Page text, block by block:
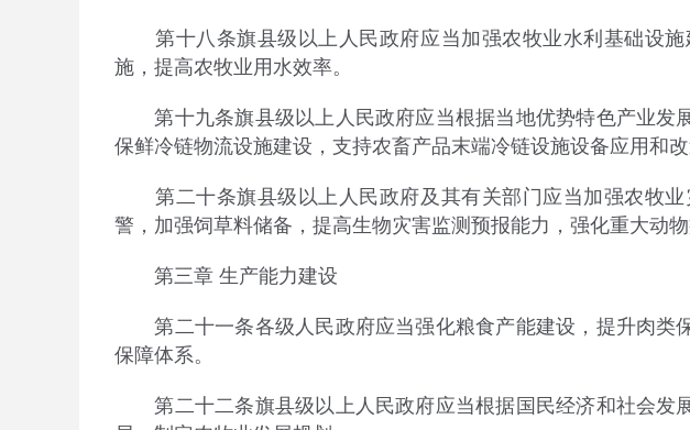
第十八条旗县级以上人民政府应当加强农牧业水利基础设施
施，提高农牧业用水效率。
第十九条旗县级以上人民政府应当根据当地优势特色产业发
保鲜冷链物流设施建设，支持农畜产品末端冷链设施设备应用和
第二十条旗县级以上人民政府及其有关部门应当加强农牧业
警，加强饲草料储备，提高生物灾害监测预报能力，强化重大动
第三章 生产能力建设
第二十一条各级人民政府应当强化粮食产能建设，提升肉类
保障体系。
第二十二条旗县级以上人民政府应当根据国民经济和社会发